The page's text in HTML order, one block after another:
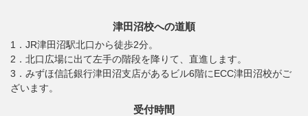
津田沼校への道順
1．JR津田沼駅北口から徒歩2分。
2．北口広場に出て左手の階段を降りて、直進します。
3．みずほ信託銀行津田沼支店があるビル6階にECC津田沼校がご
ざいます。
受付時間